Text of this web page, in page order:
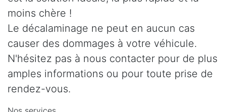
moins chère !
Le décalaminage ne peut en aucun cas
causer des dommages à votre véhicule.
N'hésitez pas à nous contacter pour de plus
amples informations ou pour toute prise de
rendez-vous.